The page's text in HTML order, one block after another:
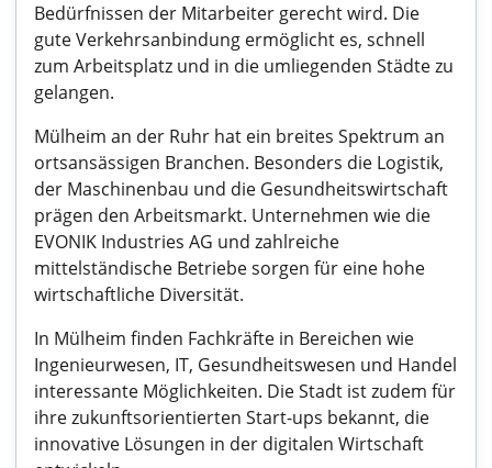
Bedürfnissen der Mitarbeiter gerecht wird. Die
gute Verkehrsanbindung ermöglicht es, schnell
zum Arbeitsplatz und in die umliegenden Städte zu
gelangen.
Mülheim an der Ruhr hat ein breites Spektrum an
ortsansässigen Branchen. Besonders die Logistik,
der Maschinenbau und die Gesundheitswirtschaft
prägen den Arbeitsmarkt. Unternehmen wie die
EVONIK Industries AG und zahlreiche
mittelständische Betriebe sorgen für eine hohe
wirtschaftliche Diversität.
In Mülheim finden Fachkräfte in Bereichen wie
Ingenieurwesen, IT, Gesundheitswesen und Handel
interessante Möglichkeiten. Die Stadt ist zudem für
ihre zukunftsorientierten Start-ups bekannt, die
innovative Lösungen in der digitalen Wirtschaft